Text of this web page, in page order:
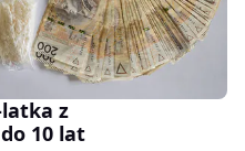
z
10 lat